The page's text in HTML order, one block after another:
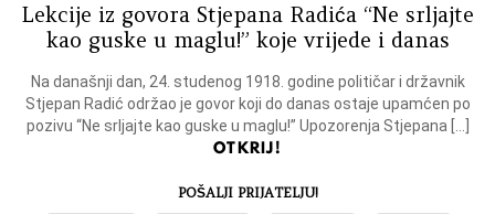
Lekcije iz govora Stjepana Radića “Ne srljajte
kao guske u maglu!” koje vrijede i danas
Na današnji dan, 24. studenog 1918. godine političar i državnik
Stjepan Radić održao je govor koji do danas ostaje upamćen po
pozivu “Ne srljajte kao guske u maglu!” Upozorenja Stjepana […]
OTKRIJ!
POŠALJI PRIJATELJU!